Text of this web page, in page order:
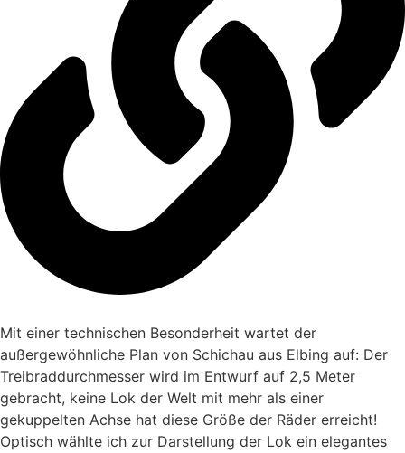
Mit einer technischen Besonderheit wartet der
außergewöhnliche Plan von Schichau aus Elbing auf: Der
Treibraddurchmesser wird im Entwurf auf 2,5 Meter
gebracht, keine Lok der Welt mit mehr als einer
gekuppelten Achse hat diese Größe der Räder erreicht!
Optisch wählte ich zur Darstellung der Lok ein elegantes